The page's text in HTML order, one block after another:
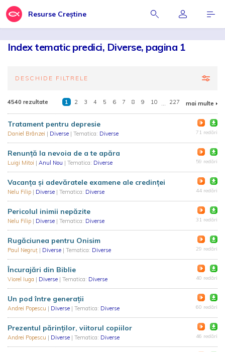
Resurse Creștine
Index tematic predici, Diverse, pagina 1
DESCHIDE FILTRELE
4540 rezultate 1 2 3 4 5 6 7 8 9 10 ... 227 mai multe
Tratament pentru depresie
Daniel Brânzei | Diverse | Tematica: Diverse 71 redări
Renunță la nevoia de a te apăra
Luigi Mitoi | Anul Nou | Tematica: Diverse 59 redări
Vacanța și adevăratele examene ale credinței
Nelu Filip | Diverse | Tematica: Diverse 44 redări
Pericolul inimii nepăzite
Nelu Filip | Diverse | Tematica: Diverse 31 redări
Rugăciunea pentru Onisim
Paul Negruț | Diverse | Tematica: Diverse 29 redări
Încurajări din Biblie
Viorel Iuga | Diverse | Tematica: Diverse 40 redări
Un pod între generații
Andrei Popescu | Diverse | Tematica: Diverse 60 redări
Prezentul părinților, viitorul copiilor
Andrei Popescu | Diverse | Tematica: Diverse 46 redări